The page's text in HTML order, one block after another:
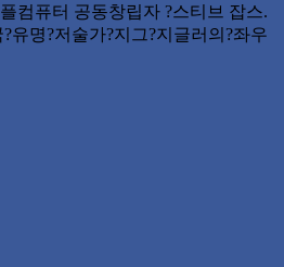
컴퓨터 공동창립자 ?스티브 잡스.
유명?저술가?지그?지글러의?좌우